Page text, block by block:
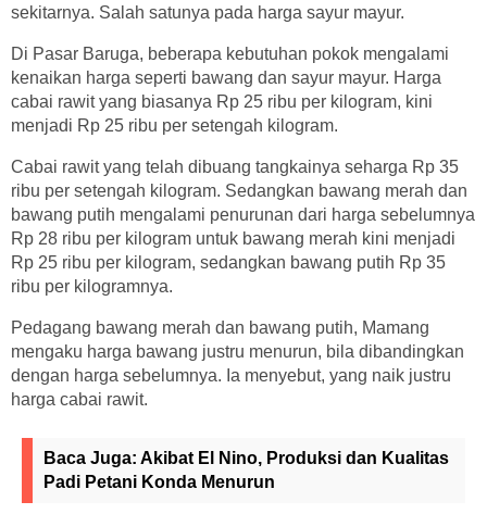
sekitarnya. Salah satunya pada harga sayur mayur.
Di Pasar Baruga, beberapa kebutuhan pokok mengalami
kenaikan harga seperti bawang dan sayur mayur. Harga
cabai rawit yang biasanya Rp 25 ribu per kilogram, kini
menjadi Rp 25 ribu per setengah kilogram.
Cabai rawit yang telah dibuang tangkainya seharga Rp 35
ribu per setengah kilogram. Sedangkan bawang merah dan
bawang putih mengalami penurunan dari harga sebelumnya
Rp 28 ribu per kilogram untuk bawang merah kini menjadi
Rp 25 ribu per kilogram, sedangkan bawang putih Rp 35
ribu per kilogramnya.
Pedagang bawang merah dan bawang putih, Mamang
mengaku harga bawang justru menurun, bila dibandingkan
dengan harga sebelumnya. Ia menyebut, yang naik justru
harga cabai rawit.
Baca Juga: Akibat El Nino, Produksi dan Kualitas
Padi Petani Konda Menurun